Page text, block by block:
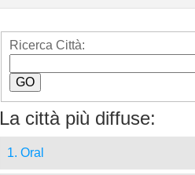
Ricerca Città:
La città più diffuse:
1. Oral